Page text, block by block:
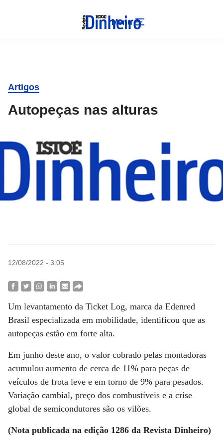
Menu
Artigos
Autopeças nas alturas
12/08/2022 - 3:05
Um levantamento da Ticket Log, marca da Edenred
Brasil especializada em mobilidade, identificou que as
autopeças estão em forte alta.
Em junho deste ano, o valor cobrado pelas montadoras
acumulou aumento de cerca de 11% para peças de
veículos de frota leve e em torno de 9% para pesados.
Variação cambial, preço dos combustíveis e a crise
global de semicondutores são os vilões.
(Nota publicada na edição 1286 da Revista Dinheiro)